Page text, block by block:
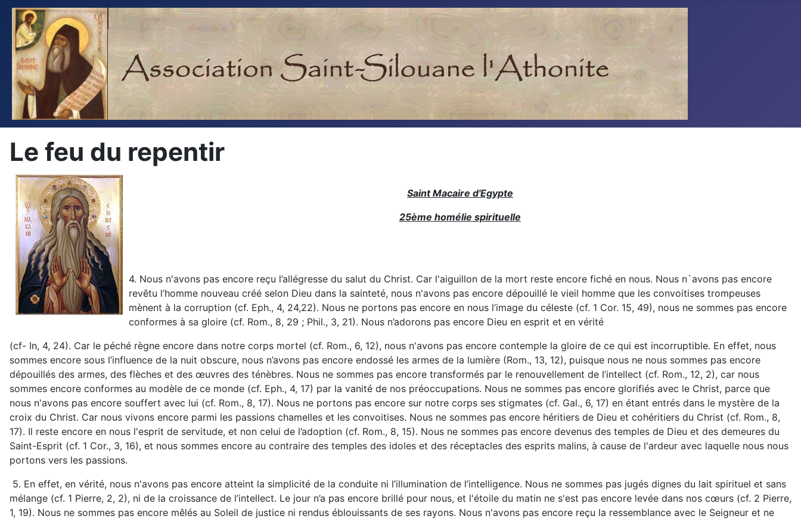
Le feu du repentir
Saint Macaire d'Egypte
25ème homélie spirituelle
4. Nous n'avons pas encore reçu l’allégresse du salut du Christ. Car l'aiguillon de la mort reste encore fiché en nous. Nous n`avons pas encore
revêtu l’homme nouveau créé selon Dieu dans la sainteté, nous n'avons pas encore dépouillé le vieil homme que les convoitises trompeuses
mènent à la corruption (cf. Eph., 4, 24,22). Nous ne portons pas encore en nous l’image du céleste (cf. 1 Cor. 15, 49), nous ne sommes pas encore
conformes à sa gloire (cf. Rom., 8, 29 ; Phil., 3, 21). Nous n’adorons pas encore Dieu en esprit et en vérité
(cf- In, 4, 24). Car le péché règne encore dans notre corps mortel (cf. Rom., 6, 12), nous n'avons pas encore contemple la gloire de ce qui est incorruptible. En effet, nous
sommes encore sous l’influence de la nuit obscure, nous n’avons pas encore endossé les armes de la lumière (Rom., 13, 12), puisque nous ne nous sommes pas encore
dépouillés des armes, des flèches et des œuvres des ténèbres. Nous ne sommes pas encore transformés par le renouvellement de l’intellect (cf. Rom., 12, 2), car nous
sommes encore conformes au modèle de ce monde (cf. Eph., 4, 17) par la vanité de nos préoccupations. Nous ne sommes pas encore glorifiés avec le Christ, parce que
nous n'avons pas encore souffert avec lui (cf. Rom., 8, 17). Nous ne portons pas encore sur notre corps ses stigmates (cf. Gal., 6, 17) en étant entrés dans le mystère de la
croix du Christ. Car nous vivons encore parmi les passions chamelles et les convoitises. Nous ne sommes pas encore héritiers de Dieu et cohéritiers du Christ (cf. Rom., 8,
17). Il reste encore en nous l'esprit de servitude, et non celui de l’adoption (cf. Rom., 8, 15). Nous ne sommes pas encore devenus des temples de Dieu et des demeures du
Saint-Esprit (cf. 1 Cor., 3, 16), et nous sommes encore au contraire des temples des idoles et des réceptacles des esprits malins, à cause de l'ardeur avec laquelle nous nous
portons vers les passions.
5. En effet, en vérité, nous n'avons pas encore atteint la simplicité de la conduite ni l’illumination de l’intelligence. Nous ne sommes pas jugés dignes du lait spirituel et sans
mélange (cf. 1 Pierre, 2, 2), ni de la croissance de l’intellect. Le jour n’a pas encore brillé pour nous, et l'étoile du matin ne s'est pas encore levée dans nos cœurs (cf. 2 Pierre,
1, 19). Nous ne sommes pas encore mêlés au Soleil de justice ni rendus éblouissants de ses rayons. Nous n'avons pas encore reçu la ressemblance avec le Seigneur et ne